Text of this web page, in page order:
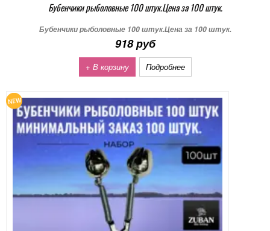
Бубенчики рыболовные 100 штук.Цена за 100 штук.
Бубенчики рыболовные 100 штук.Цена за 100 штук.
918 руб
+ В корзину Подробнее